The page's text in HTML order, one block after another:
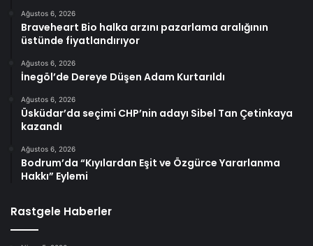
Ağustos 6, 2026
Braveheart Bio halka arzını pazarlama aralığının
üstünde fiyatlandırıyor
Ağustos 6, 2026
İnegöl’de Dereye Düşen Adam Kurtarıldı
Ağustos 6, 2026
Üsküdar’da seçimi CHP’nin adayı Sibel Tan Çetinkaya
kazandı
Ağustos 6, 2026
Bodrum’da “Kıyılardan Eşit ve Özgürce Yararlanma
Hakkı” Eylemi
Rastgele Haberler